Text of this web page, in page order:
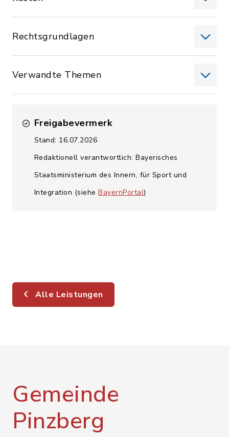
Rechtsgrundlagen
Verwandte Themen
Freigabevermerk
Stand: 16.07.2026
Redaktionell verantwortlich: Bayerisches
Staatsministerium des Innern, für Sport und
Integration (siehe BayernPortal)
Alle Leistungen
Gemeinde
Pinzberg